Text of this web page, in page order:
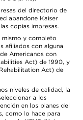
del directorio de
abandone Kaiser
copias impresas.
mismo y completo
afiliados con alguna
Americanos con
Act) de 1990, y
Act) de
niveles de calidad, la
a los
en los planes del
como lo hace para